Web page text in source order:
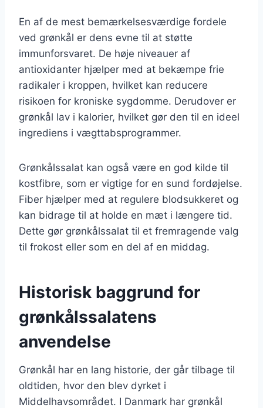
En af de mest bemærkelsesværdige fordele
ved grønkål er dens evne til at støtte
immunforsvaret. De høje niveauer af
antioxidanter hjælper med at bekæmpe frie
radikaler i kroppen, hvilket kan reducere
risikoen for kroniske sygdomme. Derudover er
grønkål lav i kalorier, hvilket gør den til en ideel
ingrediens i vægttabsprogrammer.
Grønkålssalat kan også være en god kilde til
kostfibre, som er vigtige for en sund fordøjelse.
Fiber hjælper med at regulere blodsukkeret og
kan bidrage til at holde en mæt i længere tid.
Dette gør grønkålssalat til et fremragende valg
til frokost eller som en del af en middag.
Historisk baggrund for
grønkålssalatens
anvendelse
Grønkål har en lang historie, der går tilbage til
oldtiden, hvor den blev dyrket i
Middelhavsområdet. I Danmark har grønkål